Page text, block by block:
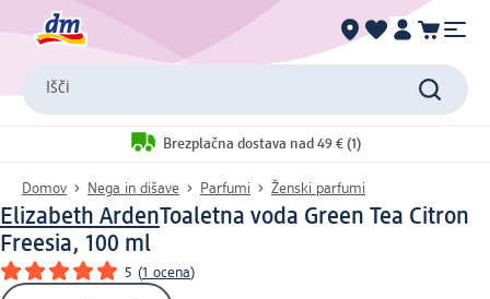
Išči
Brezplačna dostava nad 49 € (1)
Domov Nega in dišave Parfumi Ženski parfumi
Elizabeth ArdenToaletna voda Green Tea Citron
Freesia, 100 ml
5 (1 ocena)